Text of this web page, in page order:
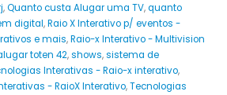
,Quanto custa Alugar uma TV,quanto
digital,Raio X Interativo p/ eventos -
e mais,Raio-x Interativo - Multivision
toten 42,shows,sistema de
Interativas - Raio-x interativo,
- RaioX Interativo,Tecnologias